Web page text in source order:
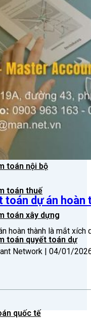
Learning
kiểm toán
kiểm toán
toán viên
toán nội bộ
toán thuế
toán xây dựng
toán quyết toán dự
quốc tế
toán dự án
hoàn thành là mắt xích
Network | 04/01/